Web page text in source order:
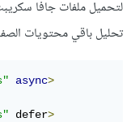
لتحميل ملفات جافا
تحليل باقي محتويات
async>
defer>